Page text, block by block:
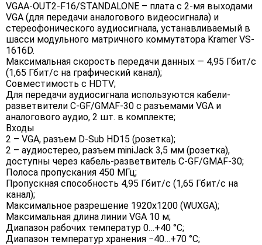
VGAA-OUT2-F16/STANDALONE – плата с 2-мя выходами
VGA (для передачи аналогового видеосигнала) и
стереофонического аудиосигнала, устанавливаемый в
шасси модульного матричного коммутатора Kramer VS-
1616D.
Максимальная скорость передачи данных — 4,95 Гбит/с
(1,65 Гбит/с на графический канал);
Совместимость с HDTV;
Для передачи аудиосигнала используются кабели-
разветвители C-GF/GMAF-30 с разъемами VGA и
аналогового аудио, 2 шт. в комплекте;
Входы
2 – VGA, разъем D-Sub HD15 (розетка);
2 – аудиостерео, разъем miniJack 3,5 мм (розетка),
доступны через кабель-разветвитель C-GF/GMAF-30;
Полоса пропускания 450 МГц;
Пропускная способность 4,95 Гбит/с (1,65 Гбит/с на
канал);
Максимальное разрешение 1920x1200 (WUXGA);
Максимальная длина линии VGA 10 м;
Диапазон рабочих температур 0…+40 °C;
Диапазон температур хранения −40…+70 °C;